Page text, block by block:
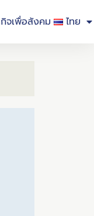
จเพื่อสังคม ไทย